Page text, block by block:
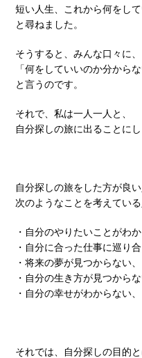
短い人生、これから何をし
と尋ねました。
そうすると、みんな口々に、
「何をしていいのか分からな
と言うのです。
それで、私は一人一人と、
自分探しの旅に出ることにし
自分探しの旅をした方が良い
次のようなことを考えている
・自分のやりたいことがわか
・自分に合った仕事に巡り合
・将来の夢が見つからない、
・自分の生き方が見つからな
・自分の幸せがわからない、
それでは、自分探しの目的と